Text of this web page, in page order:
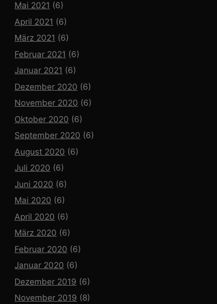
Mai 2021 (6)
April 2021 (6)
März 2021 (6)
Februar 2021 (6)
Januar 2021 (6)
Dezember 2020 (6)
November 2020 (6)
Oktober 2020 (6)
September 2020 (6)
August 2020 (6)
Juli 2020 (6)
Juni 2020 (6)
Mai 2020 (6)
April 2020 (6)
März 2020 (6)
Februar 2020 (6)
Januar 2020 (6)
Dezember 2019 (6)
November 2019 (8)